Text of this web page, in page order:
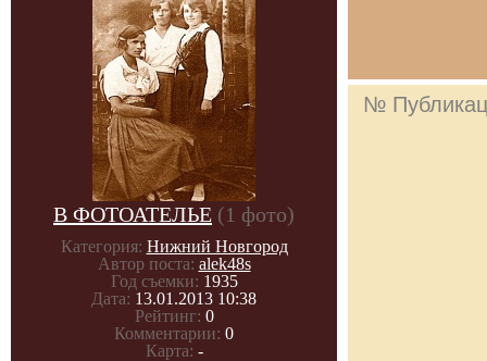
В ФОТОАТЕЛЬЕ (1 фото)
Категория: Нижний Новгород
Автор поста: alek48s
Год съемки: 1935
Дата: 13.01.2013 10:38
Рейтинг: 0
Комментарии: 0
Карта: -
№